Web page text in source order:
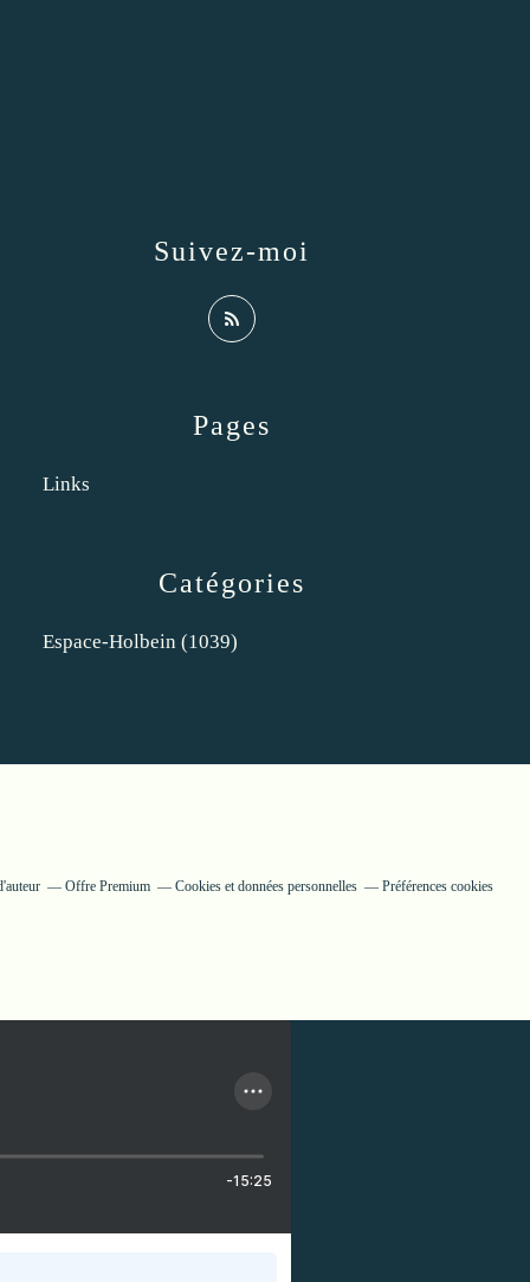
Catégories
Espace-Holbein (1039)
Pages
Links
Suivez-moi
Offre Premium Cookies et données personnelles Préférences cookies
-15:25